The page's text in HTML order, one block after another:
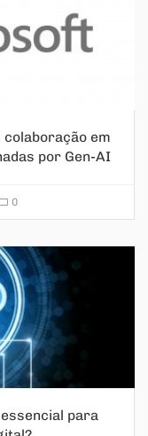
em
por Gen-AI
0
para